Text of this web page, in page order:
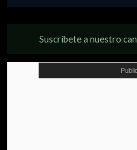
Suscríbete a nuestro